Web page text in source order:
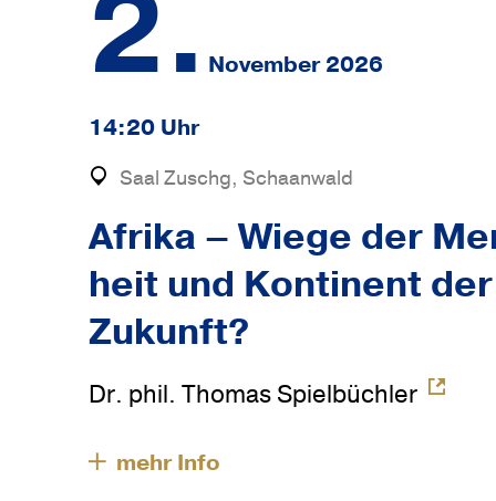
2. November 2026
14:20 Uhr
Saal Zuschg, Schaanwald
Afrika – Wiege der
heit und Kon­ti­nent der
Zukunft?
Dr. phil. Thomas Spielbüchler